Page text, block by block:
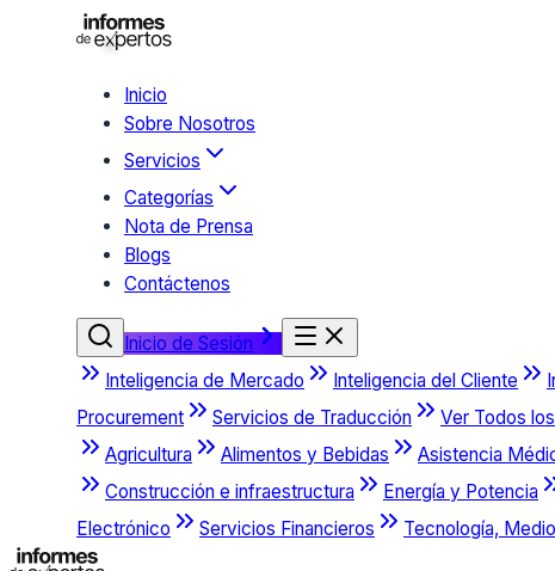
Inicio
Sobre Nosotros
Servicios
Categorías
Nota de Prensa
Blogs
Contáctenos
Inicio de Sesión
Inteligencia de Mercado
Inteligencia del Cliente
Procurement
Servicios de Traducción
Ver Todos
Agricultura
Alimentos y Bebidas Asistencia
Construcción e infraestructura
Energía y Potencia
Electrónico
Servicios Financieros Tecnología,